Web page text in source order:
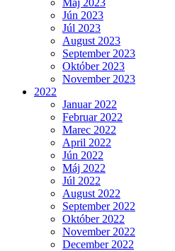
Máj 2023
Jún 2023
Júl 2023
August 2023
September 2023
Október 2023
November 2023
2022
Januar 2022
Februar 2022
Marec 2022
April 2022
Jún 2022
Máj 2022
Júl 2022
August 2022
September 2022
Október 2022
November 2022
December 2022